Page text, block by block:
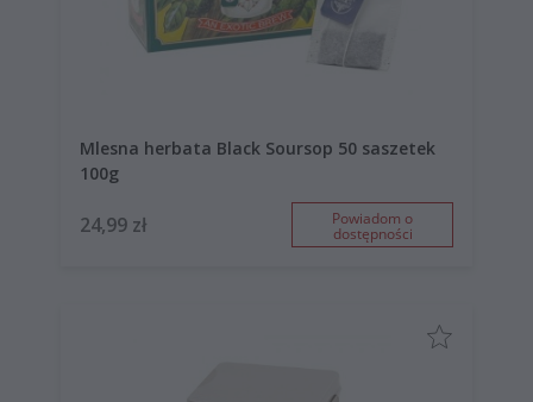
Mlesna herbata Black Soursop 50 saszetek
100g
24,99 zł Powiadom o
dostępności